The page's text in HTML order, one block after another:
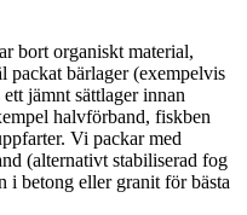
bort organiskt material,
packat bärlager (exempelvis
jämnt sättlager innan
halvförband, fiskben
Vi packar med
(alternativt stabiliserad fog
i betong eller granit för bästa